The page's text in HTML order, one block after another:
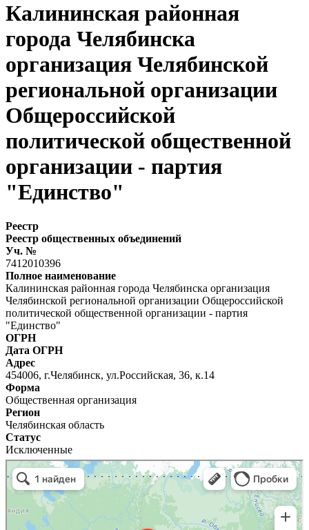
Калининская районная
города Челябинска
организация Челябинской
региональной организации
Общероссийской
политической общественной
организации - партия
"Единство"
Реестр
Реестр общественных объединений
Уч. №
7412010396
Полное наименование
Калининская районная города Челябинска организация
Челябинской региональной организации Общероссийской
политической общественной организации - партия
"Единство"
ОГРН
Дата ОГРН
Адрес
454006, г.Челябинск, ул.Российская, 36, к.14
Форма
Общественная организация
Регион
Челябинская область
Статус
Исключенные